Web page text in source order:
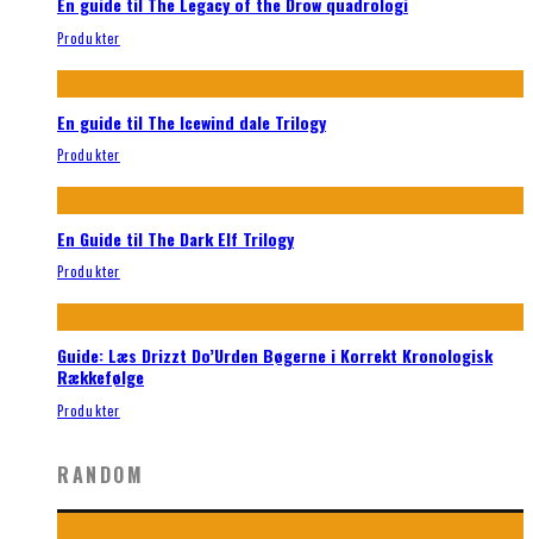
Produkter
En guide til The Icewind dale Trilogy
Produkter
En Guide til The Dark Elf Trilogy
Produkter
Guide: Læs Drizzt Do’Urden Bøgerne i Korrekt Kronologisk
Rækkefølge
Produkter
RANDOM